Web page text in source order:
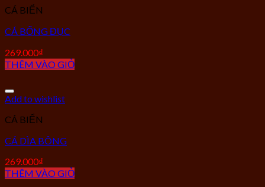
CÁ BIỂN
CÁ BỐNG ĐỤC
269.000₫
THÊM VÀO GIỎ
Add to wishlist
CÁ BIỂN
CÁ DÌA BÔNG
269.000₫
THÊM VÀO GIỎ